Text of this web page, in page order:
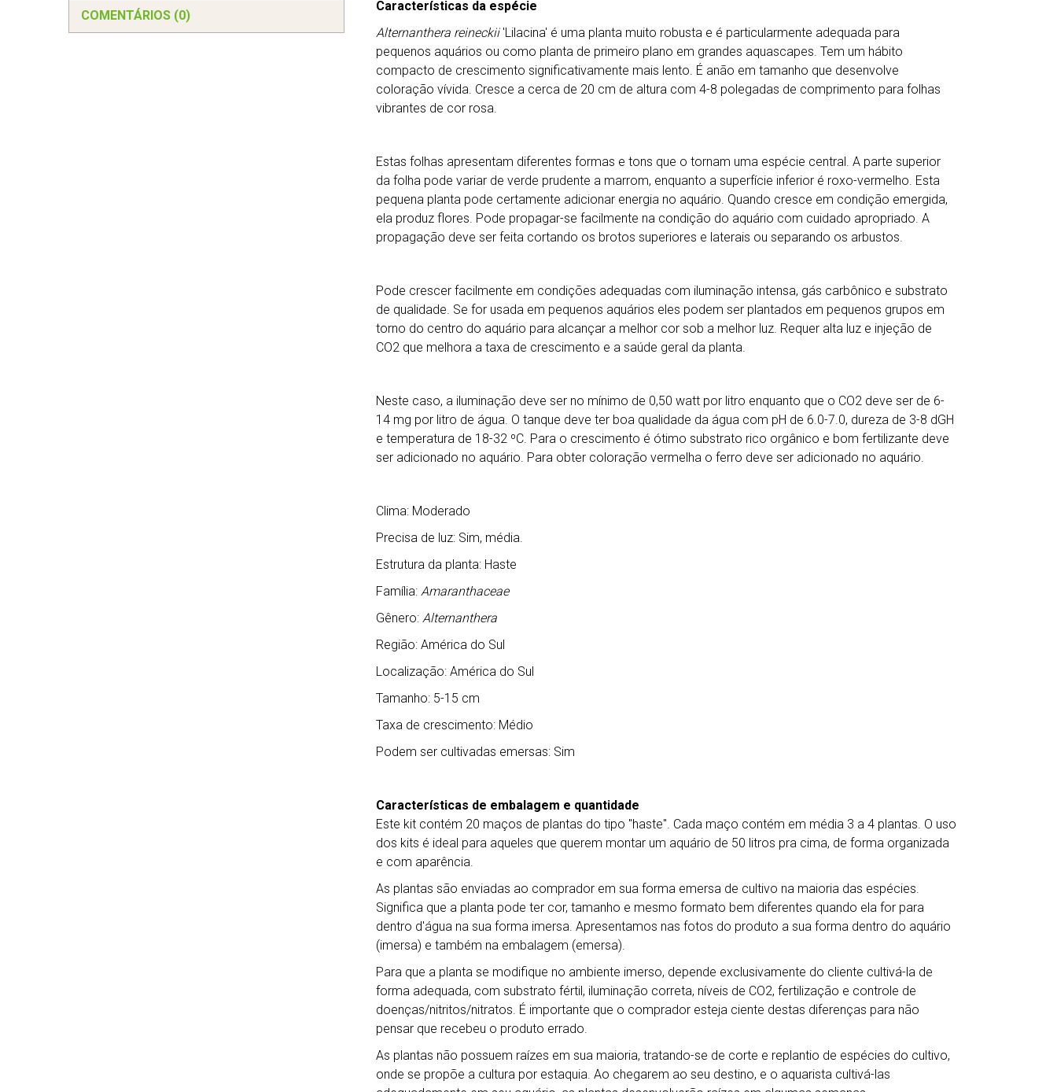
COMENTÁRIOS (0)
Características da espécie
Alternanthera reineckii 'Lilacina' é uma planta muito robusta e é particularmente adequada para
pequenos aquários ou como planta de primeiro plano em grandes aquascapes. Tem um hábito
compacto de crescimento significativamente mais lento. É anão em tamanho que desenvolve
coloração vívida. Cresce a cerca de 20 cm de altura com 4-8 polegadas de comprimento para folhas
vibrantes de cor rosa.
Estas folhas apresentam diferentes formas e tons que o tornam uma espécie central. A parte superior
da folha pode variar de verde prudente a marrom, enquanto a superfície inferior é roxo-vermelho. Esta
pequena planta pode certamente adicionar energia no aquário. Quando cresce em condição emergida,
ela produz flores. Pode propagar-se facilmente na condição do aquário com cuidado apropriado. A
propagação deve ser feita cortando os brotos superiores e laterais ou separando os arbustos.
Pode crescer facilmente em condições adequadas com iluminação intensa, gás carbônico e substrato
de qualidade. Se for usada em pequenos aquários eles podem ser plantados em pequenos grupos em
torno do centro do aquário para alcançar a melhor cor sob a melhor luz. Requer alta luz e injeção de
CO2 que melhora a taxa de crescimento e a saúde geral da planta.
Neste caso, a iluminação deve ser no mínimo de 0,50 watt por litro enquanto que o CO2 deve ser de 6-
14 mg por litro de água. O tanque deve ter boa qualidade da água com pH de 6.0-7.0, dureza de 3-8 dGH
e temperatura de 18-32 ºC. Para o crescimento é ótimo substrato rico orgânico e bom fertilizante deve
ser adicionado no aquário. Para obter coloração vermelha o ferro deve ser adicionado no aquário.
Clima: Moderado
Precisa de luz: Sim, média.
Estrutura da planta: Haste
Família: Amaranthaceae
Gênero: Alternanthera
Região: América do Sul
Localização: América do Sul
Tamanho: 5-15 cm
Taxa de crescimento: Médio
Podem ser cultivadas emersas: Sim
Características de embalagem e quantidade
Este kit contém 20 maços de plantas do tipo "haste". Cada maço contém em média 3 a 4 plantas. O uso
dos kits é ideal para aqueles que querem montar um aquário de 50 litros pra cima, de forma organizada
e com aparência.
As plantas são enviadas ao comprador em sua forma emersa de cultivo na maioria das espécies.
Significa que a planta pode ter cor, tamanho e mesmo formato bem diferentes quando ela for para
dentro d'água na sua forma imersa. Apresentamos nas fotos do produto a sua forma dentro do aquário
(imersa) e também na embalagem (emersa).
Para que a planta se modifique no ambiente imerso, depende exclusivamente do cliente cultivá-la de
forma adequada, com substrato fértil, iluminação correta, níveis de CO2, fertilização e controle de
doenças/nitritos/nitratos. É importante que o comprador esteja ciente destas diferenças para não
pensar que recebeu o produto errado.
As plantas não possuem raízes em sua maioria, tratando-se de corte e replantio de espécies do cultivo,
onde se propõe a cultura por estaquia. Ao chegarem ao seu destino, e o aquarista cultivá-las